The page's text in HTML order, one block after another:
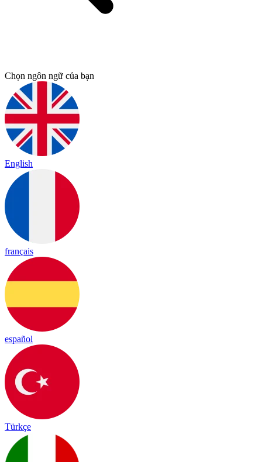
Chọn ngôn ngữ của bạn
English
français
español
Türkçe